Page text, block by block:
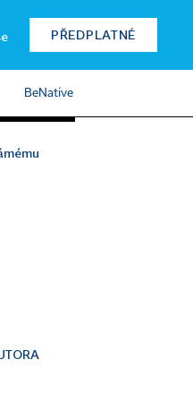
PŘEDPLATNÉ
BeNative